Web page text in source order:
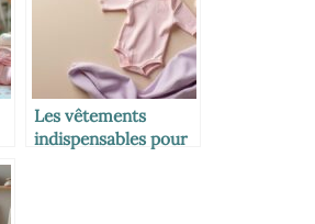
Les vêtements
indispensables pour